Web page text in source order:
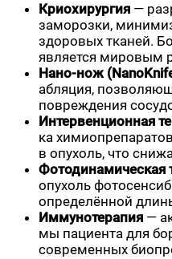
Крио­хи­рур­гия —
замо­роз­ки,
здо­ро­вых тка­ней.
явля­ет­ся миро­вым
Нано-нож
абля­ция,
повре­жде­ния
Интер­вен­ци­он­ная
ка
в опу­холь, что
Фото­ди­на­ми­че­ская
опу­холь
опре­де­лён­ной
Имму­но­те­ра­пия —
мы паци­ен­та для
совре­мен­ных